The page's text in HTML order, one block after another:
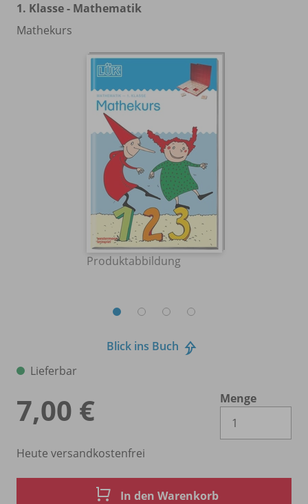
1. Klasse - Mathematik
Mathekurs
Produktabbildung
Blick ins Buch
Lieferbar
7,00 €
Menge
Heute versandkostenfrei
In den Warenkorb